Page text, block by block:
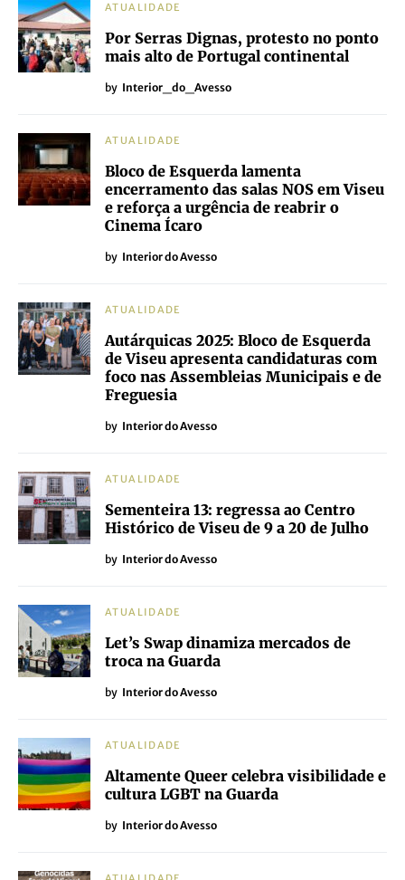
ATUALIDADE
Por Serras Dignas, protesto no ponto
mais alto de Portugal continental
by Interior_do_Avesso
ATUALIDADE
Bloco de Esquerda lamenta
encerramento das salas NOS em Viseu
e reforça a urgência de reabrir o
Cinema Ícaro
by Interior do Avesso
ATUALIDADE
Autárquicas 2025: Bloco de Esquerda
de Viseu apresenta candidaturas com
foco nas Assembleias Municipais e de
Freguesia
by Interior do Avesso
ATUALIDADE
Sementeira 13: regressa ao Centro
Histórico de Viseu de 9 a 20 de Julho
by Interior do Avesso
ATUALIDADE
Let’s Swap dinamiza mercados de
troca na Guarda
by Interior do Avesso
ATUALIDADE
Altamente Queer celebra visibilidade e
cultura LGBT na Guarda
by Interior do Avesso